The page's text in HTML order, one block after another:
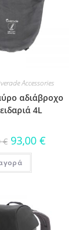
Accessories
αδιάβροχο
4L
€ 93,00 €